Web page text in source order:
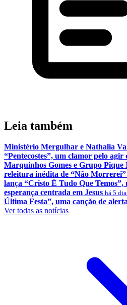
Leia também
Ministério Mergulhar e Nathalia
“Pentecostes”, um clamor pelo
Marquinhos Gomes e Grupo Pique
releitura inédita de “Não Morrerei”
lança “Cristo É Tudo Que Temos”,
esperança centrada em Jesus há 5
Última Festa”, uma canção de
Ver todas as notícias